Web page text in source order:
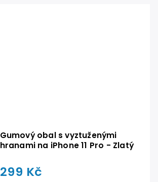
Gumový obal s vyztuženými
hranami na iPhone 11 Pro - Zlatý
299 Kč